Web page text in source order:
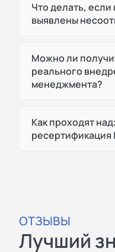
Что делать, если
выявлены
Можно ли
реального
менеджмента?
Как проходят
ресертификация
ОТЗЫВЫ
Лучший